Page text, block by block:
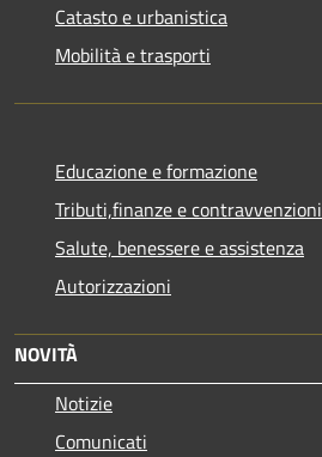
Catasto e urbanistica
Mobilità e trasporti
Educazione e formazione
Tributi,finanze e contravvenzioni
Salute, benessere e assistenza
Autorizzazioni
NOVITÀ
Notizie
Comunicati